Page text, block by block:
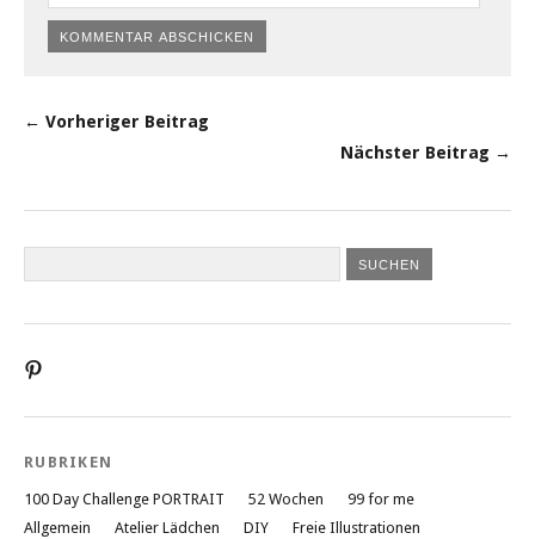
← Vorheriger Beitrag
Nächster Beitrag →
anzeigen
RUBRIKEN
100 Day Challenge PORTRAIT 52 Wochen
99 for me
Allgemein
Atelier Lädchen DIY
Freie Illustrationen